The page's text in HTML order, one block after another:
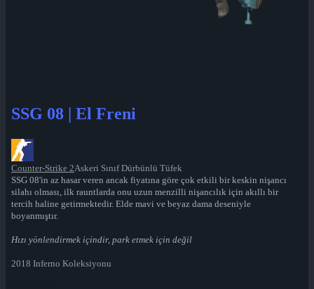
SSG 08 | El Freni
Counter-Strike 2Askeri Sınıf Dürbünlü Tüfek
SSG 08'in az hasar veren ancak fiyatına göre çok etkili bir keskin nişancı
silahı olması, ilk rauntlarda onu uzun menzilli nişancılık için akıllı bir
tercih haline getirmektedir. Elde mavi ve beyaz dama deseniyle
boyanmıştır.
Hızı yönlendirmek içindir, park etmek için değil
2018 Inferno Koleksiyonu